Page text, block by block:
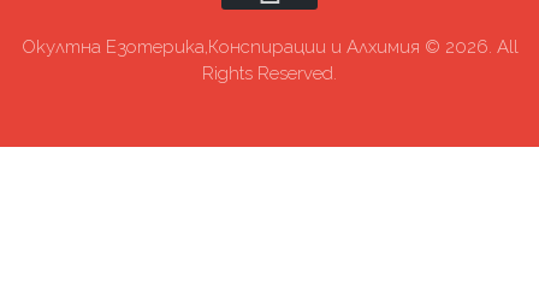
Окултна Езотерика,Конспирации и Алхимия © 2026. All
Rights Reserved.